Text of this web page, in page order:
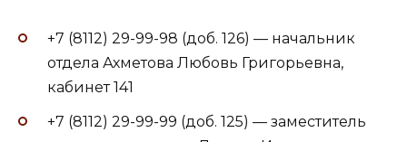
+7 (8112) 29-99-98 (доб. 126) — начальник
отдела Ахметова Любовь Григорьевна,
кабинет 141
+7 (8112) 29-99-99 (доб. 125) — заместитель